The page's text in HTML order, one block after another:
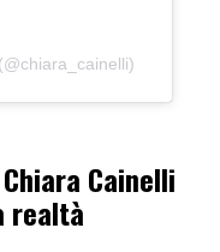
Cainelli
realtà